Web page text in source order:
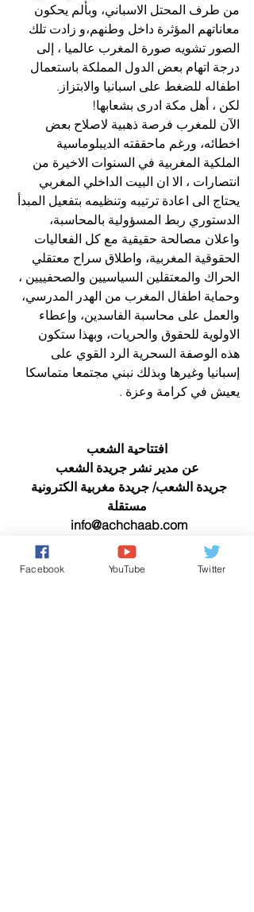
من طرف المحتل الاسباني، وبألم يحكون
معاناتهم المؤثرة داخل وطنهم،و زادت تلك
الصور تشويه صورة المغرب عالميا ، إلى
درجة اتهام بعض الدول المملكة باستعمال
اطفاله للضغط على اسبانيا والابتزاز.
لكن ، أهل مكة ادرى بشعابها!
الآن للمغرب فرصة ذهبية لاصلاح بعض
اخطائه، ورغم ماحققته الديبلوماسية
الملكية المغربية في السنوات الاخيرة من
انتصارات ، الا ان البيت الداخلي المغربي
يحتاج الى اعادة ترتيبه وتنظيمه بتفعيل المبدأ
الدستوري ربط المسؤولية بالمحاسبة،
واعلان مصالحة حقيقية مع كل الفعاليات
الحقوقية المغربية، واطلاق سراح معتقلي
الحراك والمعتقلين السياسيين والصحفييين ،
وحماية اطفال المغرب من الهدر المدرسي،
والعمل على محاسبة الفاسدين، وإعطاء
الاولوية للحقوق والحريات، وبهذا ستكون
هذه الوصفة السحرية الرد القوي على
إسبانيا وغيرها وبذلك نبني مجتمعا متماسكا
يعيش في كرامة وعزة .
افتتاحية الشعب
عن مدير نشر جريدة الشعب
جريدة الشعب/ جريدة مغربية الكترونية
مستقلة
    info@achchaab.com
www.achchaab.ma
Facebook YouTube Twitter